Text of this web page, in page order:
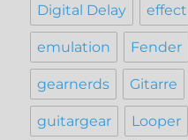
Digital Delay effect
emulation Fender
gearnerds Gitarre
guitargear Looper